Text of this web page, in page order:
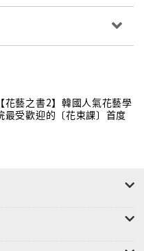
【花藝之書2】韓國人氣花藝學
最受歡迎的〔花束課〕首度